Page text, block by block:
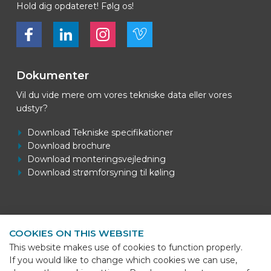
Hold dig opdateret! Følg os!
Bekijk ons op FacebookBekijk ons op LinkedInBekijk ons op LinkedInBekijk ons op Vimeo
Dokumenter
Vil du vide mere om vores tekniske data eller vores
udstyr?
Download Tekniske specifikationer
Download brochure
Download monteringsvejledning
Download strømforsyning til køling
BEKS Systems
Meerheide 58
5521 DZ Eersel
COOKIES ON THIS WEBSITE
This website makes use of cookies to function properly.
If you would like to change which cookies we can use,